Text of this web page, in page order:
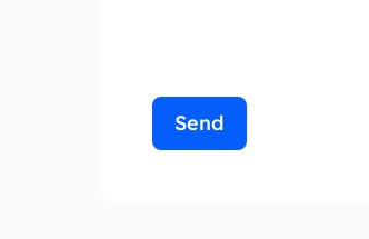
Send